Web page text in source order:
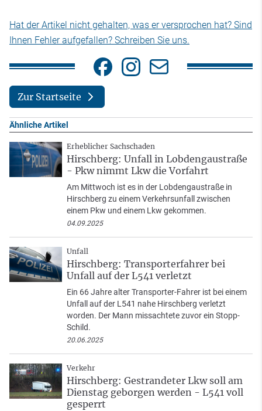
Hat der Artikel nicht gehalten, was er versprochen hat? Sind
Ihnen Fehler aufgefallen? Schreiben Sie uns.
Zur Startseite
Ähnliche Artikel
Erheblicher Sachschaden
Hirschberg: Unfall in Lobdengaustraße
- Pkw nimmt Lkw die Vorfahrt
Am Mittwoch ist es in der Lobdengaustraße in
Hirschberg zu einem Verkehrsunfall zwischen
einem Pkw und einem Lkw gekommen.
04.09.2025
Unfall
Hirschberg: Transporterfahrer bei
Unfall auf der L541 verletzt
Ein 66 Jahre alter Transporter-Fahrer ist bei einem
Unfall auf der L541 nahe Hirschberg verletzt
worden. Der Mann missachtete zuvor ein Stopp-
Schild.
20.06.2025
Verkehr
Hirschberg: Gestrandeter Lkw soll am
Dienstag geborgen werden - L541 voll
gesperrt